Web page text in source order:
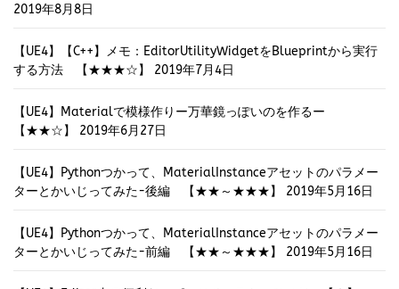
2019年8月8日
【UE4】【C++】メモ：EditorUtilityWidgetをBlueprintから実行
する方法 【★★★☆】
2019年7月4日
【UE4】Materialで模様作りー万華鏡っぽいのを作るー
【★★☆】
2019年6月27日
【UE4】Pythonつかって、MaterialInstanceアセットのパラメー
ターとかいじってみた-後編 【★★～★★★】
2019年5月16日
【UE4】Pythonつかって、MaterialInstanceアセットのパラメー
ターとかいじってみた-前編 【★★～★★★】
2019年5月16日